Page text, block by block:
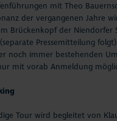
mit Theo
der vergangenen Jahre
Brückenkopf der Niendorfer
Pressemitteilung folgt).
noch immer bestehenden
mit vorab Anmeldung
Tour wird begleitet von